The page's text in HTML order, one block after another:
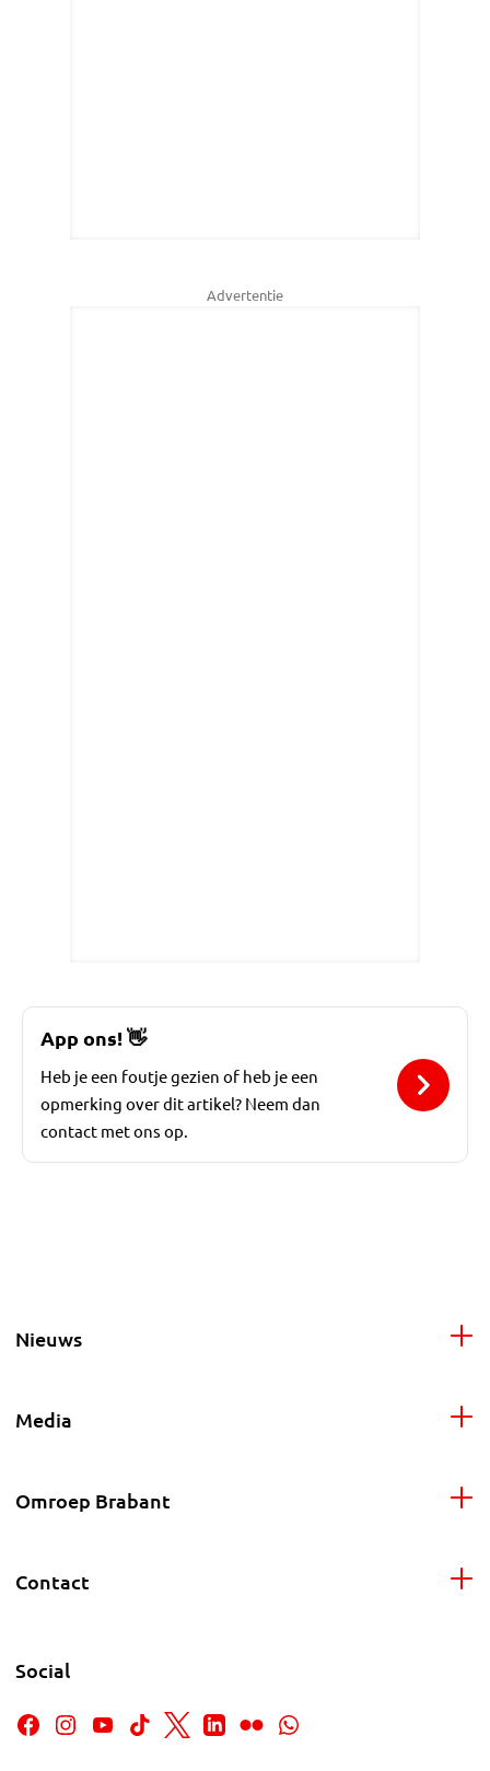
Advertentie
App ons!👋
Heb je een foutje gezien of heb je een
opmerking over dit artikel? Neem dan
contact met ons op.
Nieuws
Media
Omroep Brabant
Contact
Social